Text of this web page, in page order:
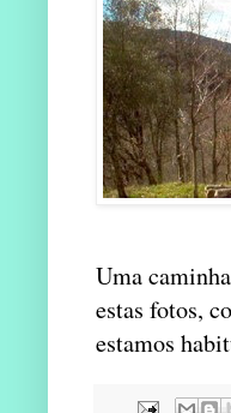
Uma
estas fotos,
estamos